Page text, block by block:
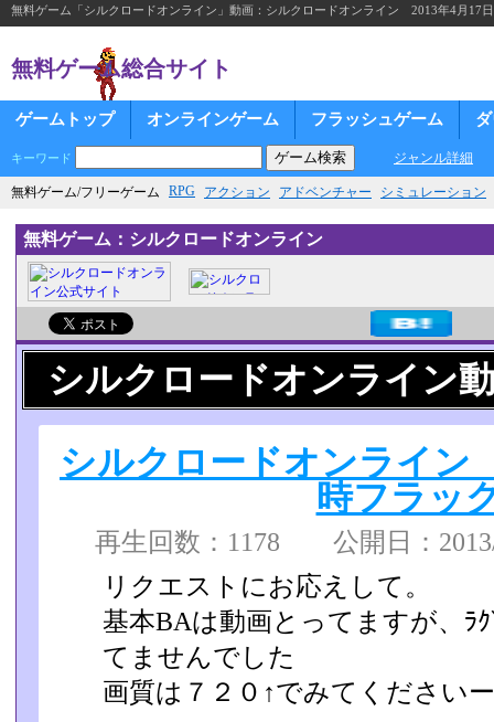
無料ゲーム「シルクロードオンライン」動画：シルクロードオンライン 2013年4月17
無料ゲーム総合サイト
ゲームトップ オンラインゲーム フラッシュゲーム
キーワード ジャンル詳細
無料ゲーム/フリーゲーム RPG アクション アドベンチャー シミュレーション
無料ゲーム：シルクロードオンライン
シルクロードオンライン
シルクロードオンライ
時フラッ
再生回数：1178 公開日：
リクエストにお応えして。
基本BAは動画とってますが、ﾗ
てませんでした
画質は７２０↑でみてくださいー